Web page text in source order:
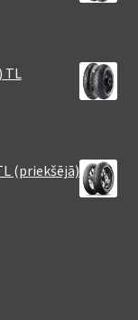
TL
(priekšējā)